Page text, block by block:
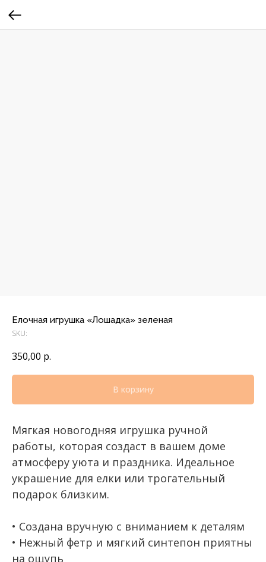
Елочная игрушка «Лошадка» зеленая
SKU:
350,00 р.
В корзину
Мягкая новогодняя игрушка ручной
работы, которая создаст в вашем доме
атмосферу уюта и праздника. Идеальное
украшение для елки или трогательный
подарок близким.
• Создана вручную с вниманием к деталям
• Нежный фетр и мягкий синтепон приятны
на ощупь